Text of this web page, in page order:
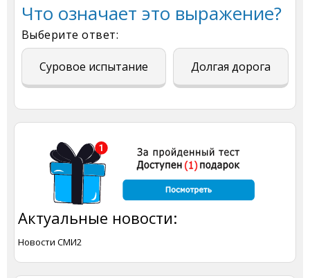
Что означает это выражение?
Выберите ответ:
Суровое испытание Долгая дорога
Актуальные новости:
Новости СМИ2